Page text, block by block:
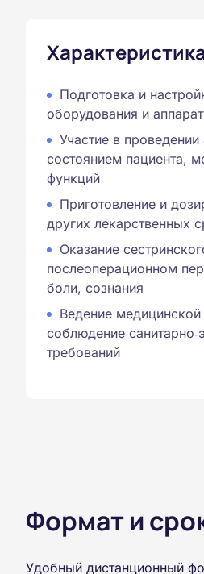
Подготовка и
оборудования и
Участие в
состоянием пациента,
функций
Приготовление и
других лекарственных
Оказание
послеоперационном
боли, сознания
Ведение
соблюдение
требований
Формат и
Удобный дистанционный